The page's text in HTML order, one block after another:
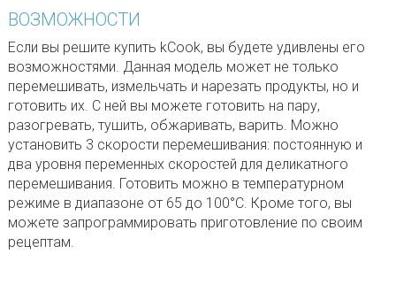
ВОЗМОЖНОСТИ
Если вы решите купить kCook, вы будете удивлены его
возможностями. Данная модель может не только
перемешивать, измельчать и нарезать продукты, но и
готовить их. С ней вы можете готовить на пару,
разогревать, тушить, обжаривать, варить. Можно
установить 3 скорости перемешивания: постоянную и
два уровня переменных скоростей для деликатного
перемешивания. Готовить можно в температурном
режиме в диапазоне от 65 до 100°C. Кроме того, вы
можете запрограммировать приготовление по своим
рецептам.